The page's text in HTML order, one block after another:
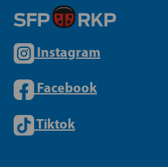
Instagram
Facebook
Tiktok